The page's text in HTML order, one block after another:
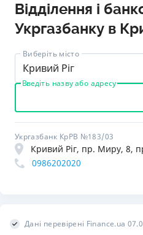
Відділення і
Укргазбанку в
Виберіть місто
Кривий Ріг
Введіть назву або адресу
Укргазбанк КрРВ №183/03
Кривий Ріг, пр. Миру, 8,
0986202020
Дані перевірені Finance.ua